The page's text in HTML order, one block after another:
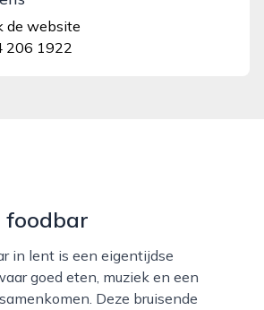
de website
206 1922
foodbar
goed eten, muziek en een
Deze bruisende